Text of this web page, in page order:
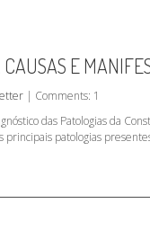
E
| Comments: 1
das Patologias da
principais patologias